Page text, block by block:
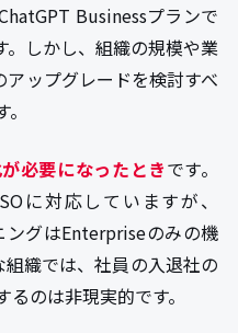
Businessプランで
しかし、組織の規模や業
ップグレードを検討すべ
必要になったときです。
に対応していますが、
ングはEnterpriseのみの機
織では、社員の入退社の
のは非現実的です。